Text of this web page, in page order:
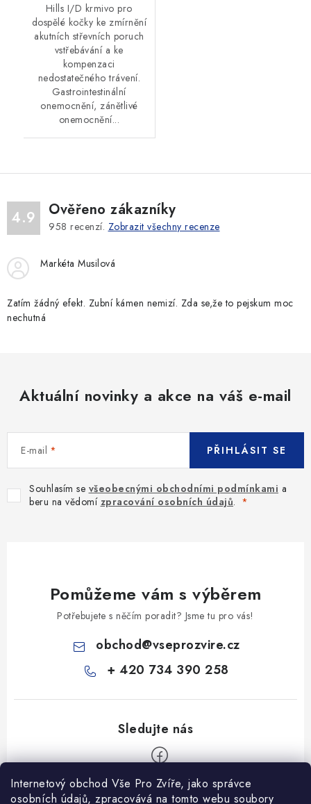
Internetový obchod Vše Pro Zvíře, jako správce
osobních údajů, zpracovává na tomto webu soubory
Hills I/D krmivo pro
dospělé kočky ke zmírnění
akutních střevních poruch
vstřebávání a ke
kompenzaci
nedostatečného trávení.
Gastrointestinální
onemocnění, zánětlivé
onemocnění...
4.9 Ověřeno zákazníky
958 recenzí. Zobrazit všechny recenze
Markéta Musilová
Zatím žádný efekt. Zubní kámen nemizí. Zda se,že to pejskum moc
nechutná
Aktuální novinky a akce na váš e-mail
E-mail
Souhlasím se všeobecnými obchodními podmínkami a
beru na vědomí zpracování osobních údajů.
PŘIHLÁSIT SE
Pomůžeme vám s výběrem
Potřebujete s něčím poradit? Jsme tu pro vás!
obchod@vseprozvire.cz
+ 420 734 390 258